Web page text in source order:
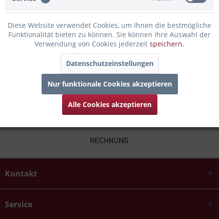
Infos zum Hersteller
Folgende Infos zum Hersteller sind verfübar...... mehr
Kontakt
Service
Diese Website verwendet Cookies, um Ihnen die bestmögliche
Funktionalität bieten zu können. Sie können Ihre Auswahl der
Verwendung von Cookies jederzeit speichern.
Datenschutzeinstellungen
Nur funktionale Cookies akzeptieren
Alle Cookies akzeptieren